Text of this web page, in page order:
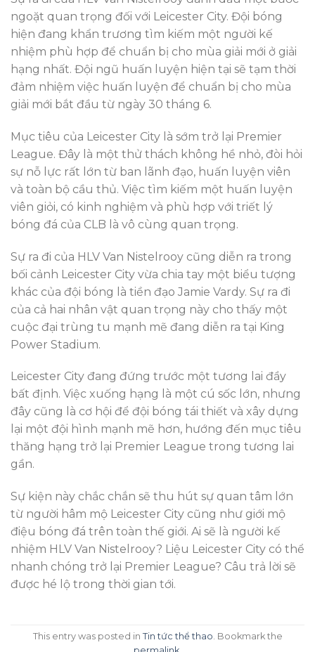
ngoặt quan trọng đối với Leicester City. Đội bóng
hiện đang khẩn trương tìm kiếm một người kế
nhiệm phù hợp để chuẩn bị cho mùa giải mới ở giải
hạng nhất. Đội ngũ huấn luyện hiện tại sẽ tạm thời
đảm nhiệm việc huấn luyện để chuẩn bị cho mùa
giải mới bắt đầu từ ngày 30 tháng 6.
Mục tiêu của Leicester City là sớm trở lại Premier
League. Đây là một thử thách không hề nhỏ, đòi hỏi
sự nỗ lực rất lớn từ ban lãnh đạo, huấn luyện viên
và toàn bộ cầu thủ. Việc tìm kiếm một huấn luyện
viên giỏi, có kinh nghiệm và phù hợp với triết lý
bóng đá của CLB là vô cùng quan trọng.
Sự ra đi của HLV Van Nistelrooy cũng diễn ra trong
bối cảnh Leicester City vừa chia tay một biểu tượng
khác của đội bóng là tiền đạo Jamie Vardy. Sự ra đi
của cả hai nhân vật quan trọng này cho thấy một
cuộc đại trùng tu mạnh mẽ đang diễn ra tại King
Power Stadium.
Leicester City đang đứng trước một tương lai đầy
bất định. Việc xuống hạng là một cú sốc lớn, nhưng
đây cũng là cơ hội để đội bóng tái thiết và xây dựng
lại một đội hình mạnh mẽ hơn, hướng đến mục tiêu
thăng hạng trở lại Premier League trong tương lai
gần.
Sự kiện này chắc chắn sẽ thu hút sự quan tâm lớn
từ người hâm mộ Leicester City cũng như giới mộ
điệu bóng đá trên toàn thế giới. Ai sẽ là người kế
nhiệm HLV Van Nistelrooy? Liệu Leicester City có thể
nhanh chóng trở lại Premier League? Câu trả lời sẽ
được hé lộ trong thời gian tới.
This entry was posted in Tin tức thể thao. Bookmark the